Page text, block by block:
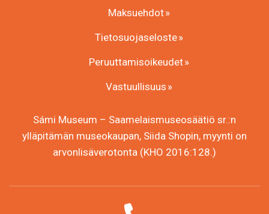
Maksuehdot
Tietosuojaseloste
Peruuttamisoikeudet
Vastuullisuus
Sámi Museum – Saamelaismuseosäätiö sr.:n
ylläpitämän museokaupan, Siida Shopin, myynti on
arvonlisäverotonta (KHO 2016:128.)